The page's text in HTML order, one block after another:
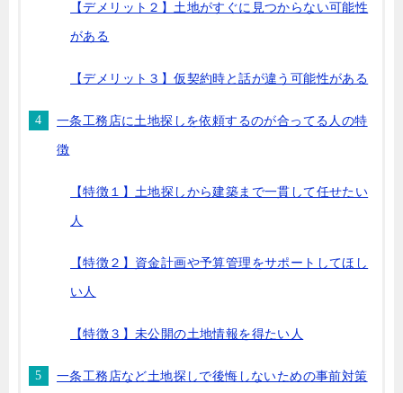
【デメリット２】土地がすぐに見つからない可能性
がある
【デメリット３】仮契約時と話が違う可能性がある
一条工務店に土地探しを依頼するのが合ってる人の特
徴
【特徴１】土地探しから建築まで一貫して任せたい
人
【特徴２】資金計画や予算管理をサポートしてほし
い人
【特徴３】未公開の土地情報を得たい人
一条工務店など土地探しで後悔しないための事前対策